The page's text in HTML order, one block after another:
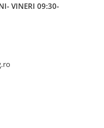
VINERI 09:30-